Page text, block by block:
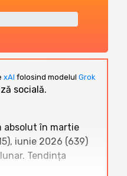
xAI folosind modelul Grok
socială.
absolut în martie
iunie 2026 (639)
Tendința